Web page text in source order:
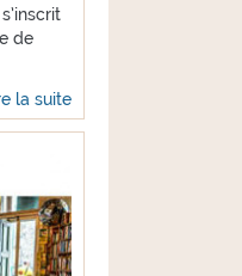
de
la suite